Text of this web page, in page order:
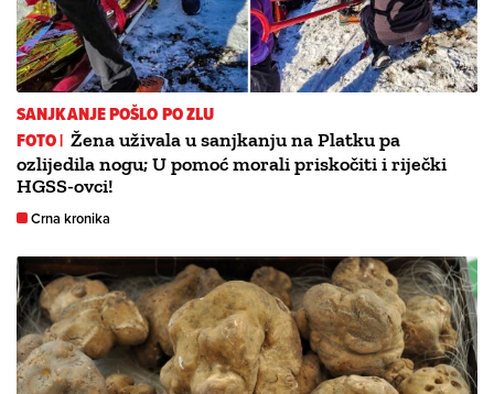
SANJKANJE POŠLO PO ZLU
FOTO | Žena uživala u sanjkanju na Platku pa
ozlijedila nogu; U pomoć morali priskočiti i riječki
HGSS-ovci!
Crna kronika